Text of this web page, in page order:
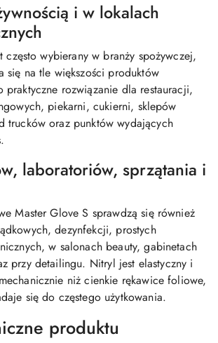
i w lokalach
często wybierany w branży spożywczej,
się na tle większości produktów
praktyczne rozwiązanie dla restauracji,
piekarni, cukierni, sklepów
trucków oraz punktów wydających
laboratoriów, sprzątania i
Master Glove S sprawdzą się również
dezynfekcji, prostych
w salonach beauty, gabinetach
przy detailingu. Nitryl jest elastyczny i
niż cienkie rękawice foliowe,
się do częstego użytkowania.
produktu